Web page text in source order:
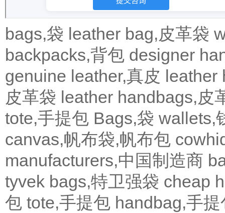
bags,袋 leather bag,皮革袋
backpacks,背包 designer
genuine leather,真皮 leather
皮革袋 leather handbags,皮
tote,手提包 Bags,袋 wallets,
canvas,帆布袋,帆布包
manufacturers,中国制造商
tyvek bags,特卫强袋 cheap
包 tote,手提包 handbag,手提